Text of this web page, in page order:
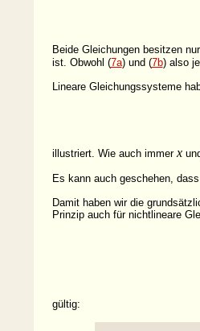
Beide Gleichungen besitzen
ist. Obwohl (7a) und (7b) also
Lineare Gleichungssysteme
illustriert. Wie auch immerx
Es kann auch geschehen,
Damit haben wir die
Prinzip auch für nichtlineare
gültig: